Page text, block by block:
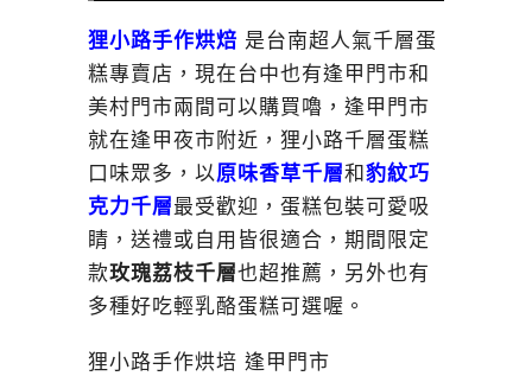
狸小路手作烘焙 是台南超人氣千層蛋
糕專賣店，現在台中也有逢甲門市和
美村門市兩間可以購買嚕，逢甲門市
就在逢甲夜市附近，狸小路千層蛋糕
口味眾多，以原味香草千層和 豹紋巧
克力千層最受歡迎，蛋糕包裝可愛吸
睛，送禮或自用皆很適合，期間限定
款玫瑰荔枝千層也超推薦，另外也有
多種好吃輕乳酪蛋糕可選喔。
狸小路手作烘培 逢甲門市